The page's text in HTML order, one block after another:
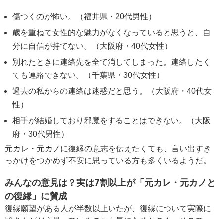
傷つくのが怖い。（福井県・20代男性）
歳を重ねて女性的な魅力がなくなっていると思うと、自
分に自信が持てない。（大阪府・40代女性）
別れたときに連絡先を全て消してしまった。連絡したく
ても連絡できない。（千葉県・30代女性）
過去の私からの連絡は迷惑だと思う。（大阪府・40代女
性）
相手が結婚しており邪魔をすることはできない。（大阪
府・30代男性）
元カレ・元カノに復縁の意志を伝えたくても、言い出すき
っかけをつかめず不安に思っている方も多くいるようだ。
みんなの意見は？実は7割以上が「元カレ・元カノと
の復縁」に賛成
復縁願望がある人が半数以上いたが、復縁について実際に